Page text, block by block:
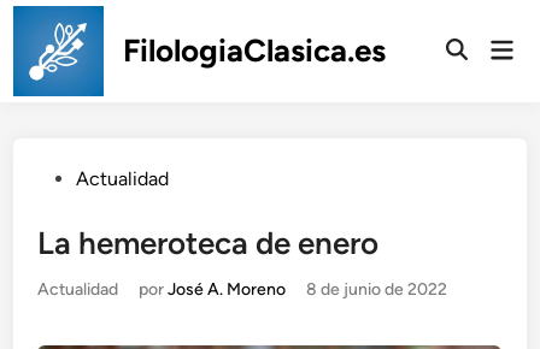
Saltar
contenido
FilologiaClasica.es
Publicado
Actualidad
La hemeroteca de enero
Publicado
Actualidad porJosé A. Moreno 8 de junio de 2022